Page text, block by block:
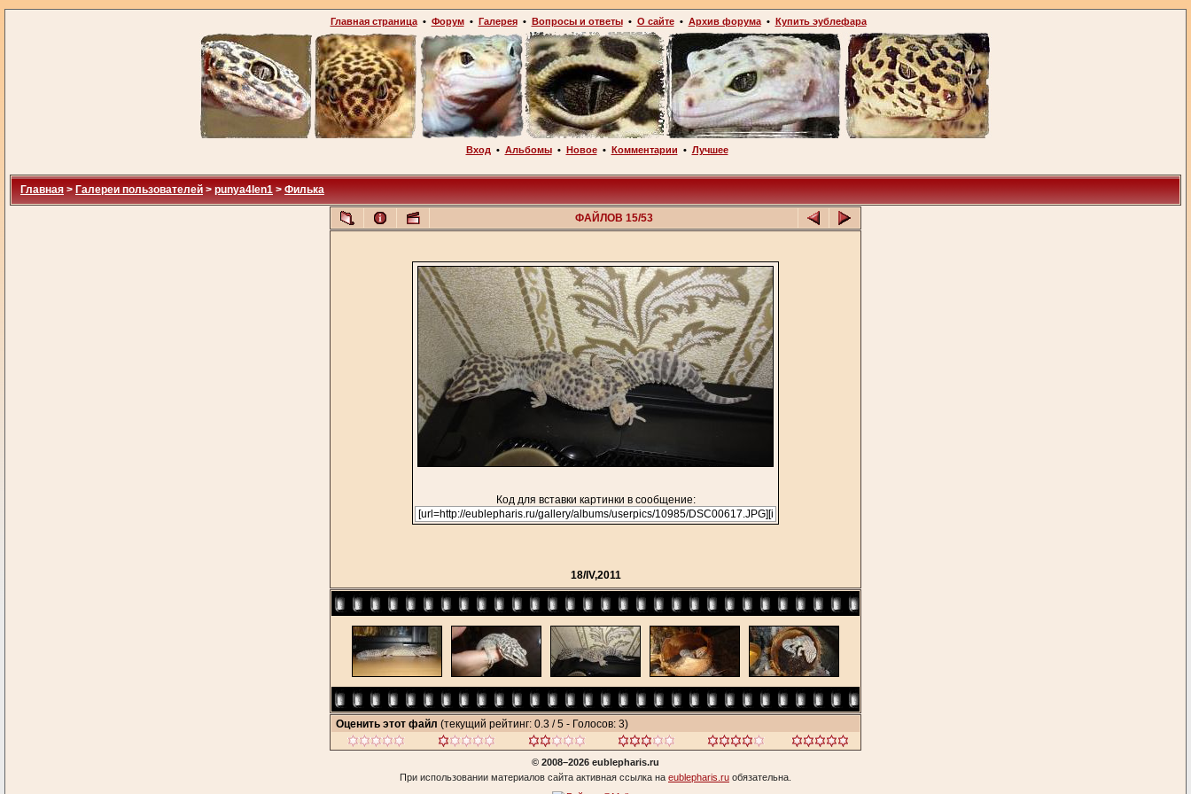
Главная страница• Форум• Галерея• Вопросы и ответы• О сайте• Архив форума• Купить эублефара
Вход • Альбомы• Новое• Комментарии • Лучшее
Главная > Галереи пользователей > punya4len1 > Филька
ФАЙЛОВ 15/53
Код для вставки картинки в сообщение:
18/IV,2011
Оценить этот файл (текущий рейтинг: 0.3 / 5 - Голосов: 3)
© 2008–2026 eublepharis.ru
При использовании материалов сайта активная ссылка на eublepharis.ru обязательна.